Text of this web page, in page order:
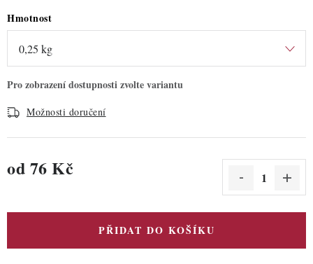
Hmotnost
Možnosti doručení
od 76 Kč
PŘIDAT DO KOŠÍKU